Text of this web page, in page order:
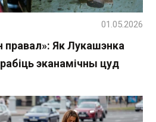
правал»: Як Лукашэнка
эканамічны цуд
01.05.2026